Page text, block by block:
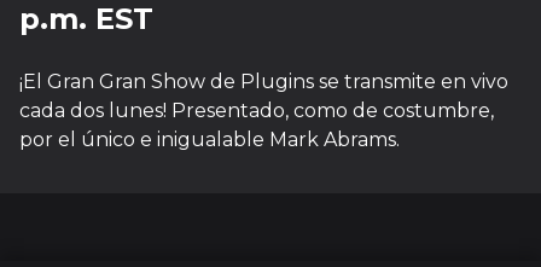
p.m. EST
¡El Gran Gran Show de Plugins se transmite en vivo
cada dos lunes! Presentado, como de costumbre,
por el único e inigualable Mark Abrams.